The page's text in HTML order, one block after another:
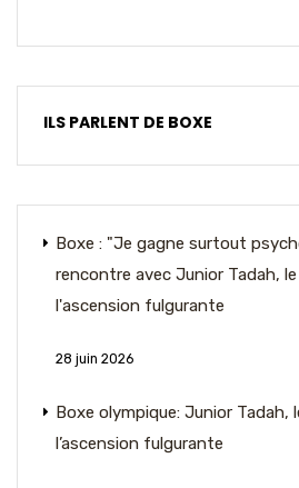
ILS PARLENT DE BOXE
Boxe : "Je gagne surtout
rencontre avec Junior Tadah,
l'ascension fulgurante
28 juin 2026
Boxe olympique: Junior Tadah,
l’ascension fulgurante